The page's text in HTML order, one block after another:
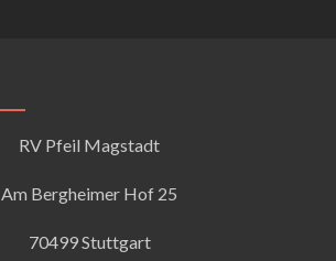
RV Pfeil Magstadt
Am Bergheimer Hof 25
70499 Stuttgart